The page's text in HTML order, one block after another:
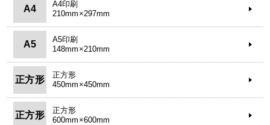
A4
A4印刷
210mm×297mm
A5
A5印刷
148mm×210mm
正方形
正方形
450mm×450mm
正方形
正方形
600mm×600mm